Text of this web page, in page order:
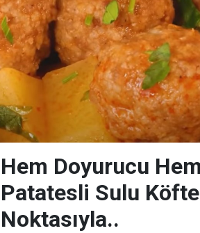
Hem Doyurucu
Patatesli Sulu
Noktasıyla..